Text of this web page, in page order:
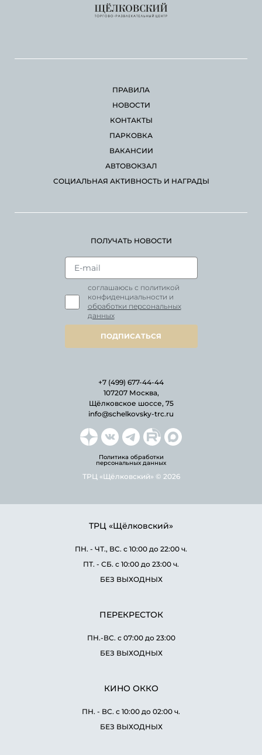
ПРАВИЛА
НОВОСТИ
КОНТАКТЫ
ПАРКОВКА
ВАКАНСИИ
АВТОВОКЗАЛ
СОЦИАЛЬНАЯ АКТИВНОСТЬ И НАГРАДЫ
ПОЛУЧАТЬ НОВОСТИ
соглашаюсь с политикой
конфиденциальности и
обработки персональных
данных
ПОДПИСАТЬСЯ
+7 (499) 677-44-44
107207 Москва,
Щёлковское шоссе, 75
info@schelkovsky-trc.ru
Политика обработки
персональных данных
ТРЦ «Щёлковский» © 2026
ТРЦ «Щёлковский»
ПН. - ЧТ., ВС. с 10:00 до 22:00 ч.
ПТ. - СБ. с 10:00 до 23:00 ч.
БЕЗ ВЫХОДНЫХ
ПЕРЕКРЕСТОК
ПН.-ВС. с 07:00 до 23:00
БЕЗ ВЫХОДНЫХ
КИНО ОККО
ПН. - ВС. с 10:00 до 02:00 ч.
БЕЗ ВЫХОДНЫХ